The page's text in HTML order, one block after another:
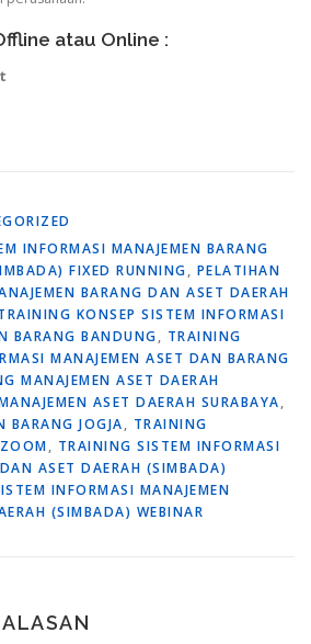
atau Online :
INFORMASI MANAJEMEN BARANG
FIXED RUNNING, PELATIHAN
BARANG DAN ASET DAERAH
KONSEP SISTEM INFORMASI
BARANG BANDUNG, TRAINING
MANAJEMEN ASET DAN BARANG
MANAJEMEN ASET DAERAH
ASET DAERAH SURABAYA,
BARANG JOGJA, TRAINING
, TRAINING SISTEM INFORMASI
ASET DAERAH (SIMBADA)
INFORMASI MANAJEMEN
(SIMBADA) WEBINAR